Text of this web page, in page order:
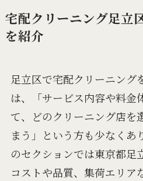
宅配クリーニング足立
を紹介
足立区で宅配クリーニング
は、「サービス内容や料金
て、どのクリーニング店を
まう」という方も少なくあ
のセクションでは東京都足
コストや品質、集荷エリア